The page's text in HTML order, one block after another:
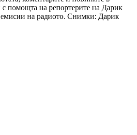
помощта на репортерите на Дарик
на радиото. Снимки: Дарик